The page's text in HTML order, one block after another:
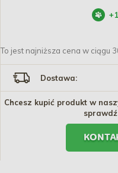
+
To jest najniższa cena w ciągu
Dostawa:
Chcesz kupić produkt w